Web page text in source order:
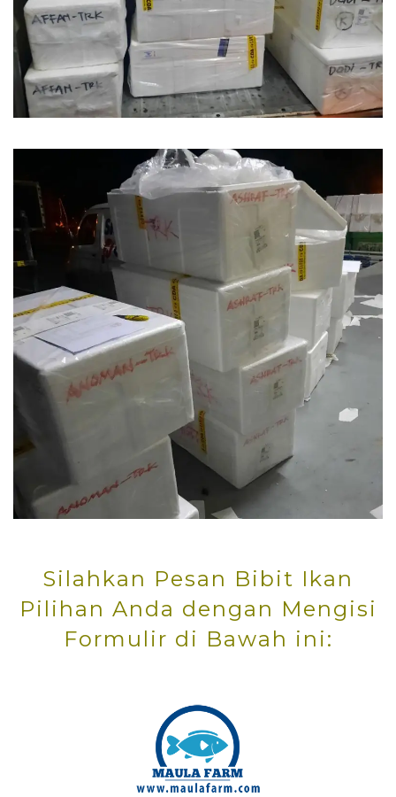
Silahkan Pesan Bibit Ikan
Pilihan Anda dengan Mengisi
Formulir di Bawah ini: